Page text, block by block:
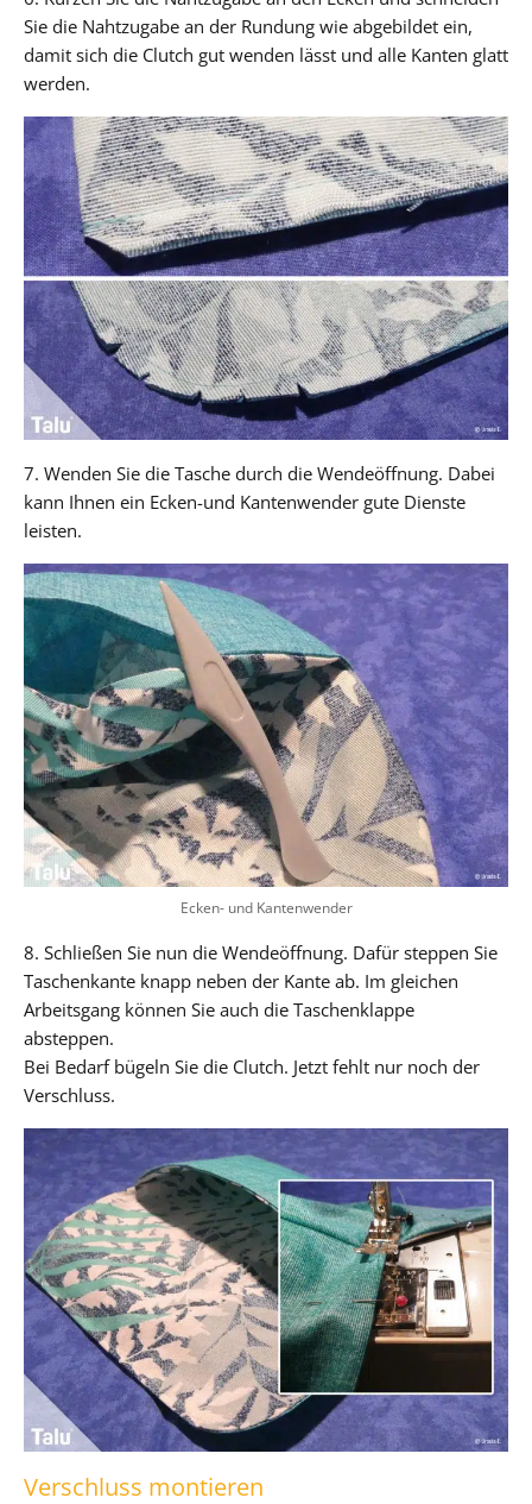
Sie die Nahtzugabe an der Rundung wie abgebildet ein,
damit sich die Clutch gut wenden lässt und alle Kanten glatt
werden.
7. Wenden Sie die Tasche durch die Wendeöffnung. Dabei
kann Ihnen ein Ecken-und Kantenwender gute Dienste
leisten.
Ecken- und Kantenwender
8. Schließen Sie nun die Wendeöffnung. Dafür steppen Sie
Taschenkante knapp neben der Kante ab. Im gleichen
Arbeitsgang können Sie auch die Taschenklappe
absteppen.
Bei Bedarf bügeln Sie die Clutch. Jetzt fehlt nur noch der
Verschluss.
Verschluss montieren